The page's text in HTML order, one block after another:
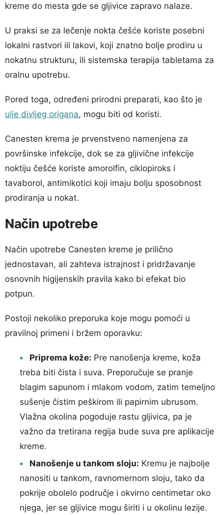
kreme do mesta gde se gljivice zapravo nalaze.
U praksi se za lečenje nokta češće koriste posebni
lokalni rastvori ili lakovi, koji znatno bolje prodiru u
nokatnu strukturu, ili sistemska terapija tabletama za
oralnu upotrebu.
Pored toga, određeni prirodni preparati, kao što je
ulje divljeg origana, mogu biti od koristi.
Canesten krema je prvenstveno namenjena za
površinske infekcije, dok se za gljivične infekcije
noktiju češće koriste amorolfin, ciklopiroks i
tavaborol, antimikotici koji imaju bolju sposobnost
prodiranja u nokat.
Način upotrebe
Način upotrebe Canesten kreme je prilično
jednostavan, ali zahteva istrajnost i pridržavanje
osnovnih higijenskih pravila kako bi efekat bio
potpun.
Postoji nekoliko preporuka koje mogu pomoći u
pravilnoj primeni i bržem oporavku:
Priprema kože: Pre nanošenja kreme, koža
treba biti čista i suva. Preporučuje se pranje
blagim sapunom i mlakom vodom, zatim temeljno
sušenje čistim peškirom ili papirnim ubrusom.
Vlažna okolina pogoduje rastu gljivica, pa je
važno da tretirana regija bude suva pre aplikacije
kreme.
Nanošenje u tankom sloju: Kremu je najbolje
nanositi u tankom, ravnomernom sloju, tako da
pokrije obolelo područje i okvirno centimetar oko
njega, jer se gljivice mogu širiti i u okolinu lezije.